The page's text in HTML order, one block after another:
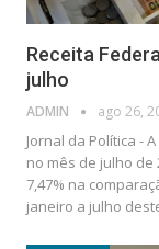
Receita
julho
ADMIN ago 26,
Jornal da Política -
no mês de julho
7,47% na
janeiro a julho